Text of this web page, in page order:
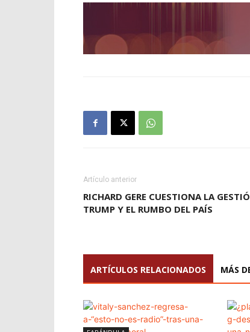
Artículo anterior
RICHARD GERE CUESTIONA LA
TRUMP Y EL RUMBO DEL PAÍS
ARTÍCULOS RELACIONADOS MÁS